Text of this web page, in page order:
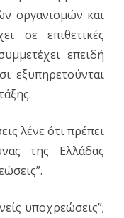
οργανισμών και
σε επιθετικές
επειδή
εξυπηρετούνται
λένε ότι πρέπει
της Ελλάδας
υποχρεώσεις”;